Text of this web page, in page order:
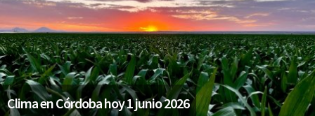
Clima en Córdoba hoy 1 junio 2026